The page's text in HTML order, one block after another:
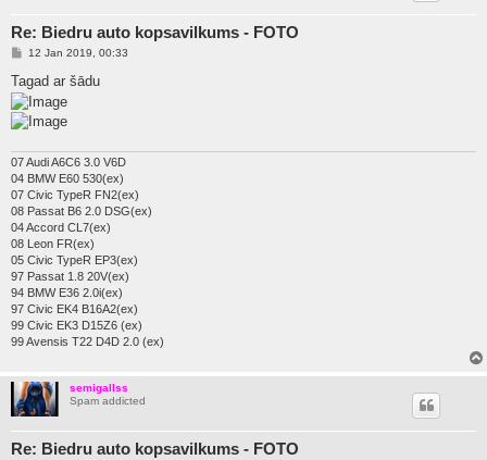
Re: Biedru auto kopsavilkums - FOTO
P
s
t
12 Jan 2019, 00:33
Tagad ar šādu
07 Audi A6C6 3.0 V6D
04 BMW E60 530(ex)
07 Civic TypeR FN2(ex)
08 Passat B6 2.0 DSG(ex)
04 Accord CL7(ex)
08 Leon FR(ex)
05 Civic TypeR EP3(ex)
97 Passat 1.8 20V(ex)
94 BMW E36 2.0i(ex)
97 Civic EK4 B16A2(ex)
99 Civic EK3 D15Z6 (ex)
99 Avensis T22 D4D 2.0 (ex)
semigallss
Spam addicted
Re: Biedru auto kopsavilkums - FOTO